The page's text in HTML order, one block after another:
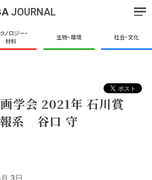
JOURNAL
ノロジー・
材料
生物・環境 社会・文化
学会 2021年 石川賞
報系 谷口 守
3日